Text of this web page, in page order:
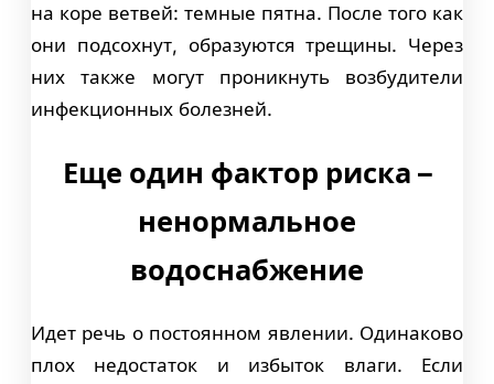
на коре ветвей: темные пятна. После того как
они подсохнут, образуются трещины. Через
них также могут проникнуть возбудители
инфекционных болезней.
Еще один фактор риска –
ненормальное
водоснабжение
Идет речь о постоянном явлении. Одинаково
плох недостаток и избыток влаги. Если